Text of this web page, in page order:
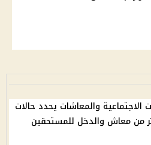
الاجتماعية والمعاشات يحدد حالات
من معاش والدخل للمستحقين